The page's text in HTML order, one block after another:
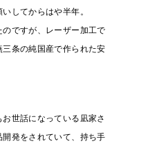
してからはや半年。
ですが、レーザー加工で
条の純国産で作られた安
世話になっている凪家さ
発をされていて、持ち手